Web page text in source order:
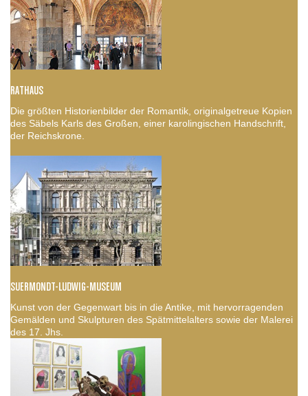
RATHAUS
Die größten Historienbilder der Romantik, originalgetreue Kopien
des Säbels Karls des Großen, einer karolingischen Handschrift,
der Reichskrone.
SUERMONDT-LUDWIG-MUSEUM
Kunst von der Gegenwart bis in die Antike, mit hervorragenden
Gemälden und Skulpturen des Spätmittelalters sowie der Malerei
des 17. Jhs.